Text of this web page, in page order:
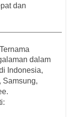
dan
dalam
Indonesia,
Samsung,
.